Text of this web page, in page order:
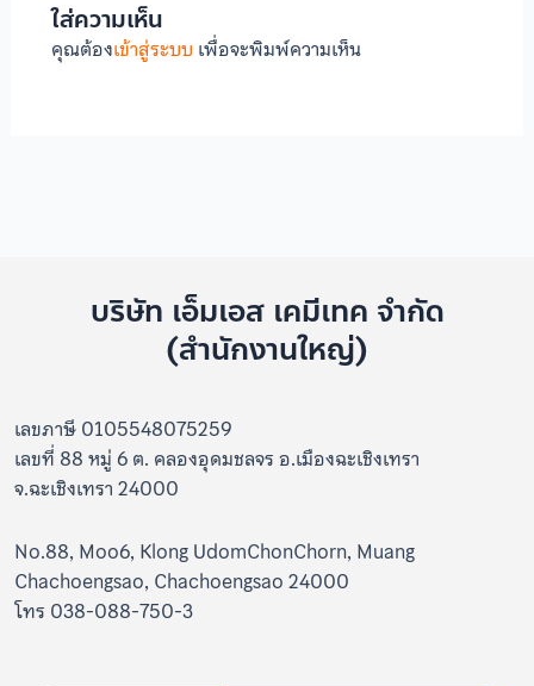
ใส่ความเห็น
คุณต้องเข้าสู่ระบบ เพื่อจะพิมพ์ความเห็น
บริษัท เอ็มเอส เคมีเทค จำกัด
(สำนักงานใหญ่)
เลขภาษี 0105548075259
เลขที่ 88 หมู่ 6 ต. คลองอุดมชลจร อ.เมืองฉะเชิงเทรา
จ.ฉะเชิงเทรา 24000
No.88, Moo6, Klong UdomChonChorn, Muang
Chachoengsao, Chachoengsao 24000
โทร 038-088-750-3